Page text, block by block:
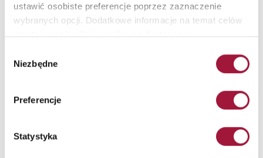
ustawić osobiste preferencje poprzez zaznaczenie
wybranych opcji. Dodatkowe informacje na temat celów
przetwarzania plików cookie są dostępne w
zgody
Niezbędne
Preferencje
Statystyka
Wyślij
przesyłania informacji handlowych o produktach i usługach
oferowanych przez Małkowski-Martech S.A.